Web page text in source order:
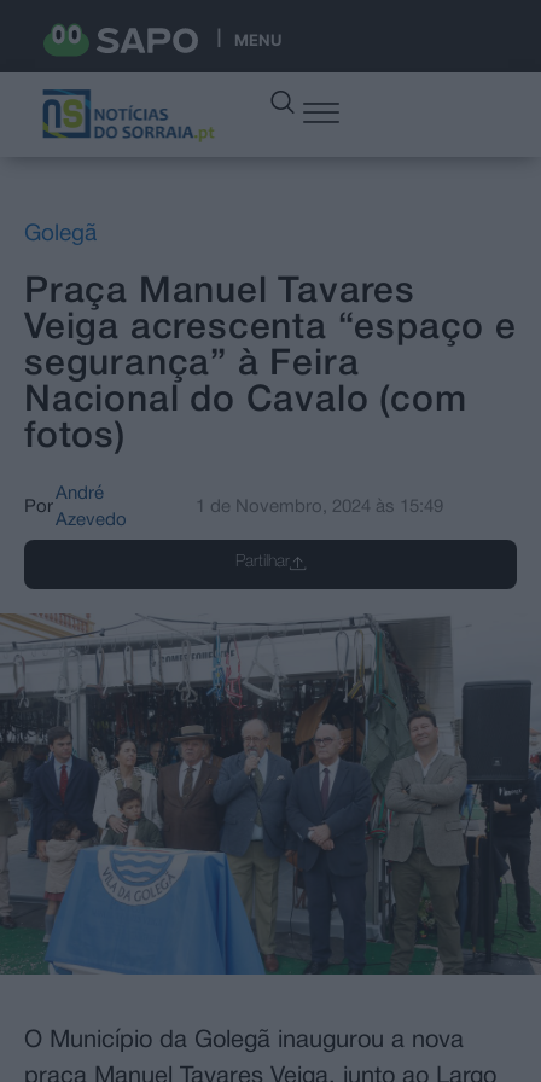
MENU
Golegã
Praça Manuel Tavares
Veiga acrescenta “espaço e
segurança” à Feira
Nacional do Cavalo (com
fotos)
Por
André
Azevedo
1 de Novembro, 2024 às 15:49
Partilhar
O Município da Golegã inaugurou a nova
praça Manuel Tavares Veiga, junto ao Largo